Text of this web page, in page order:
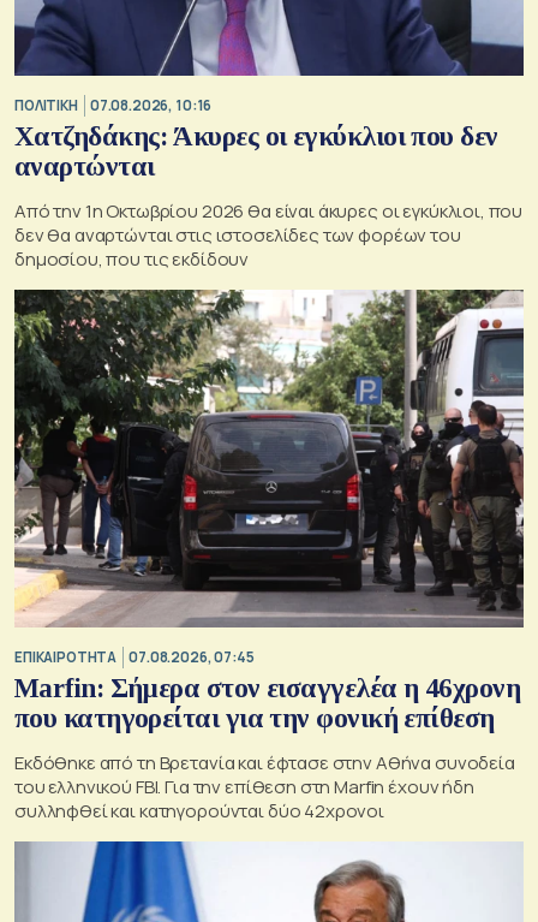
ΠΟΛΙΤΙΚΗ 07.08.2026, 10:16
Χατζηδάκης: Άκυρες οι εγκύκλιοι που δεν
αναρτώνται
Από την 1η Οκτωβρίου 2026 θα είναι άκυρες οι εγκύκλιοι, που
δεν θα αναρτώνται στις ιστοσελίδες των φορέων του
δημοσίου, που τις εκδίδουν
ΕΠΙΚΑΙΡΟΤΗΤΑ 07.08.2026, 07:45
Marfin: Σήμερα στον εισαγγελέα η 46χρονη
που κατηγορείται για την φονική επίθεση
Εκδόθηκε από τη Βρετανία και έφτασε στην Αθήνα συνοδεία
του ελληνικού FBI. Για την επίθεση στη Marfin έχουν ήδη
συλληφθεί και κατηγορούνται δύο 42χρονοι